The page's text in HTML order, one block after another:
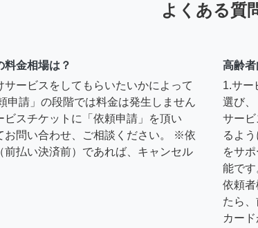
よくある質
料金相場は？
サービスをしてもらいたいかによって
申請」の段階では料金は発生しません
ビスチケットに「依頼申請」を頂い
お問い合わせ、ご相談ください。 ※依
前払い決済前）であれば、キャンセル
高齢
1.サー
選び
サー
るよ
をサ
能です
依頼
たら
カー